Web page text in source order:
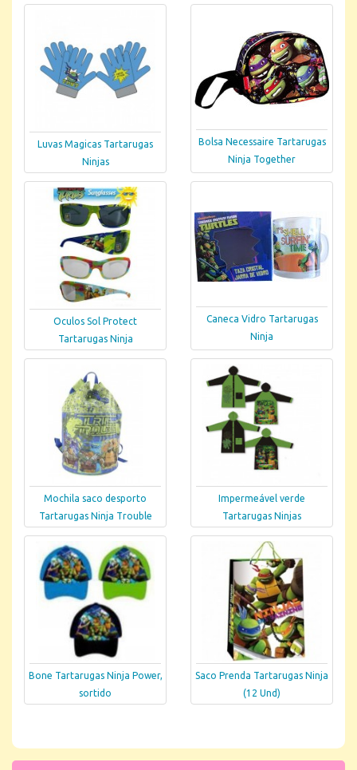
Luvas Magicas Tartarugas
Ninjas
Bolsa Necessaire Tartarugas
Ninja Together
Oculos Sol Protect
Tartarugas Ninja
Caneca Vidro Tartarugas
Ninja
Mochila saco desporto
Tartarugas Ninja Trouble
Impermeável verde
Tartarugas Ninjas
Bone Tartarugas Ninja Power,
sortido
Saco Prenda Tartarugas Ninja
(12 Und)